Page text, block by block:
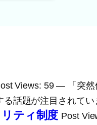
Views: 59 ― 「突
る話題が注目されて
ティ制度 Post